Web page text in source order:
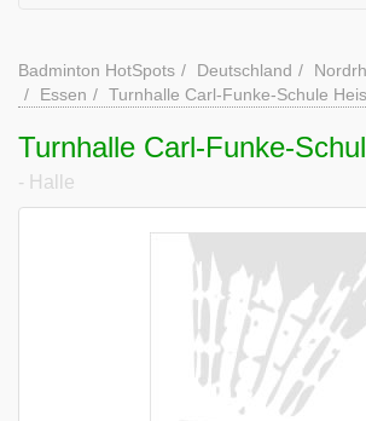
Badminton HotSpots Deutschland
Essen
Turnhalle Carl-Funke-Schule
Turnhalle Carl-Funke-
- Halle